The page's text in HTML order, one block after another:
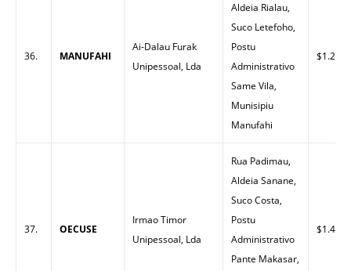
36. MANUFAHI
Ai-Dalau Furak
Unipessoal, Lda
Aldeia Rialau,
Suco Letefoho,
Postu
Administrativo
Same Vila,
Munisipiu
Manufahi
$1.25
37. OECUSE
Irmao Timor
Unipessoal, Lda
Rua Padimau,
Aldeia Sanane,
Suco Costa,
Postu
Administrativo
Pante Makasar,
$1.40